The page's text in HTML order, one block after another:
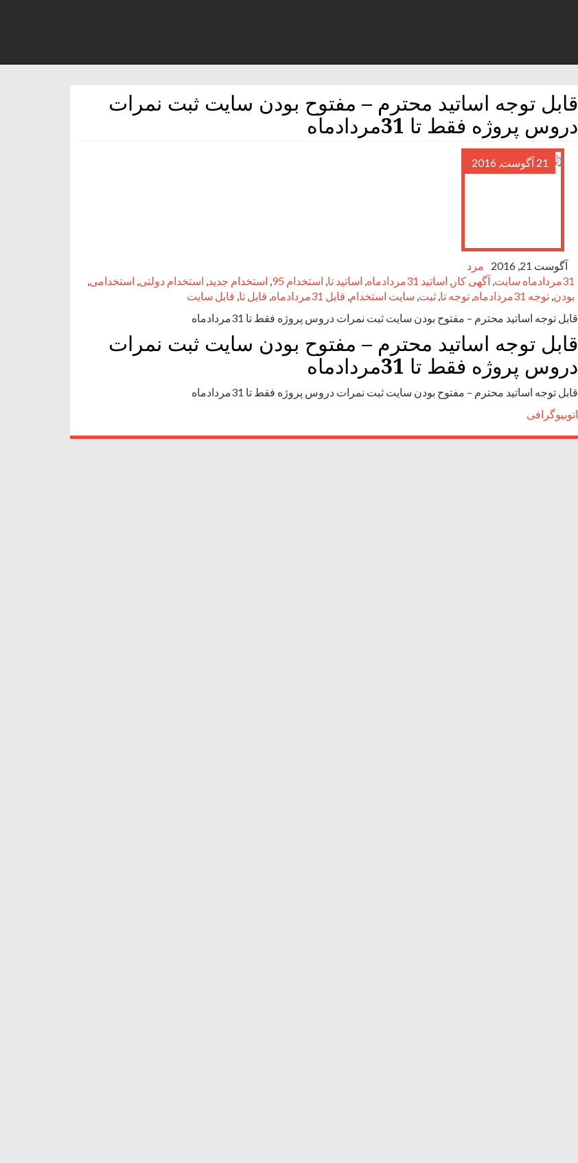
قابل توجه اساتيد محترم – مفتوح بودن سايت ثبت نمرات
دروس پروژه فقط تا 31مردادماه
21 آگوست, 2016
آگوست 21, 2016
مرد
31مردادماه سايت
, آگهی کار , اساتيد 31مردادماه , اساتيد تا, استخدام 95 , استخدام جدید, استخدام دولتی, استخدامی,
بودن, توجه 31مردادماه , توجه تا, ثبت, سایت استخدام, قابل 31مردادماه , قابل تا, قابل سايت
قابل توجه اساتيد محترم – مفتوح بودن سايت ثبت نمرات دروس پروژه فقط تا 31مردادماه
قابل توجه اساتيد محترم – مفتوح بودن سايت ثبت نمرات
دروس پروژه فقط تا 31مردادماه
قابل توجه اساتيد محترم – مفتوح بودن سايت ثبت نمرات دروس پروژه فقط تا 31مردادماه
اتوبیوگرافی